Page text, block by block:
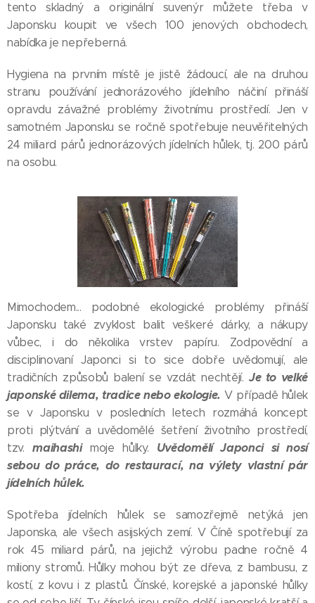
tento skladný a originální suvenýr můžete třeba v
Japonsku koupit ve všech 100 jenových obchodech,
nabídka je nepřeberná.
Hygiena na prvním místě je jistě žádoucí, ale na druhou
stranu používání jednorázového jídelního náčiní přináší
opravdu závažné problémy životnímu prostředí. Jen v
samotném Japonsku se ročně spotřebuje neuvěřitelných
24 miliard párů jednorázových jídelních hůlek, tj. 200 párů
na osobu.
Mimochodem... podobné ekologické problémy přináší
Japonsku také zvyklost balit veškeré dárky, a nákupy
vůbec, i do několika vrstev papíru. Zodpovědní a
disciplinovaní Japonci si to sice dobře uvědomují, ale
tradičních způsobů balení se vzdát nechtějí.Je to velké
japonské dilema, tradice nebo ekologie. V případě hůlek
se v Japonsku v posledních letech rozmáhá koncept
proti plýtvání a uvědomělé šetření životního prostředí,
tzv.maihashimoje hůlky. Uvědomělí Japonci si nosí
sebou do práce, do restaurací, na výlety vlastní pár
jídelních hůlek.
Spotřeba jídelních hůlek se samozřejmě netýká jen
Japonska, ale všech asijských zemí. V Číně spotřebují za
rok 45 miliard párů, na jejichž výrobu padne ročně 4
miliony stromů. Hůlky mohou být ze dřeva, z bambusu, z
kostí, z kovu i z plastů. Čínské, korejské a japonské hůlky